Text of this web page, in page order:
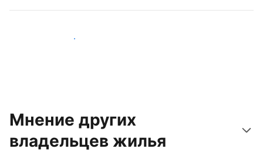
Привлечь новых гостей
Мнение других
владельцев жилья